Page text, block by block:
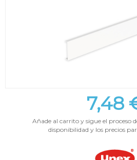
7,48
Añade al carrito y sigue el proceso
disponibilidad y los precios